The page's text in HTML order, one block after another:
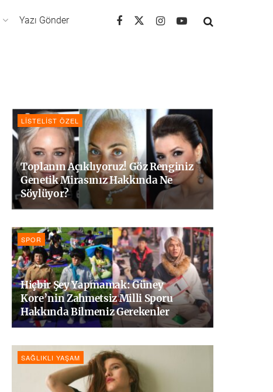
Yazı Gönder
LISTELIST ÖZEL
Toplanın Açıklıyoruz! Göz Renginiz
Genetik Mirasınız Hakkında Ne
Söylüyor?
SPOR
Hiçbir Şey Yapmamak: Güney
Kore’nin Zahmetsiz Milli Sporu
Hakkında Bilmeniz Gerekenler
SAĞLIKLI YAŞAM